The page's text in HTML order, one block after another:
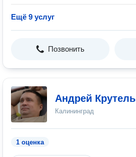
Ещё 9 услуг
Позвонить
Андрей Крутель
Калининград
1 оценка